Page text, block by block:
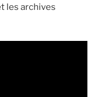
les archives